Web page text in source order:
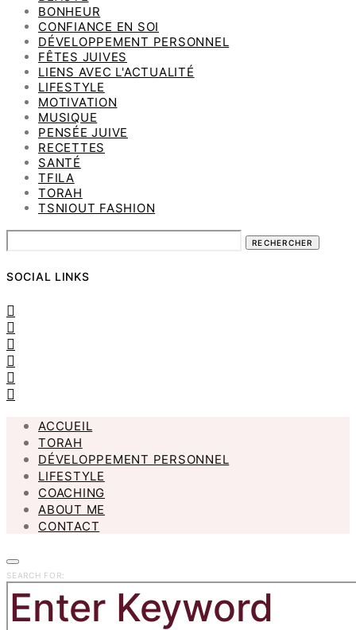
BONHEUR
CONFIANCE EN SOI
DÉVELOPPEMENT PERSONNEL
FÊTES JUIVES
LIENS AVEC L'ACTUALITÉ
LIFESTYLE
MOTIVATION
MUSIQUE
PENSÉE JUIVE
RECETTES
SANTÉ
TFILA
TORAH
TSNIOUT FASHION
RECHERCHER
SOCIAL LINKS
ACCUEIL
TORAH
DÉVELOPPEMENT PERSONNEL
LIFESTYLE
COACHING
ABOUT ME
CONTACT
SEARCH FOR: